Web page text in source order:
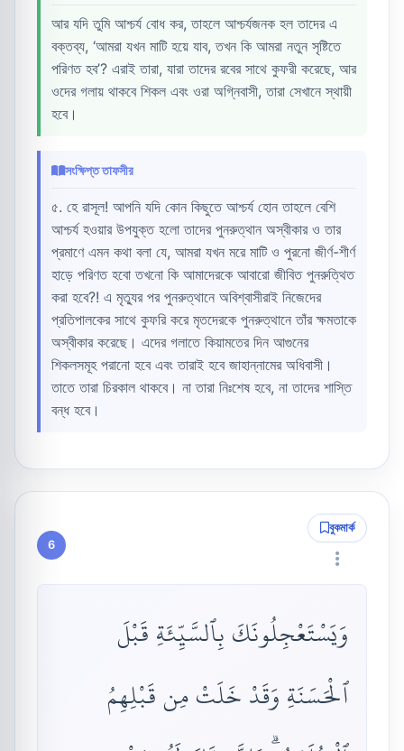
আর যদি তুমি আশ্চর্য বোধ কর, তাহলে আশ্চর্যজনক হল তাদের এ
বক্তব্য, ‘আমরা যখন মাটি হয়ে যাব, তখন কি আমরা নতুন সৃষ্টিতে
পরিণত হব’? এরাই তারা, যারা তাদের রবের সাথে কুফরী করেছে, আর
ওদের গলায় থাকবে শিকল এবং ওরা অগ্নিবাসী, তারা সেখানে স্থায়ী
হবে।
সংক্ষিপ্ত তাফসীর
৫. হে রাসূল! আপনি যদি কোন কিছুতে আশ্চর্য হোন তাহলে বেশি
আশ্চর্য হওয়ার উপযুক্ত হলো তাদের পুনরুত্থান অস্বীকার ও তার
প্রমাণে এমন কথা বলা যে, আমরা যখন মরে মাটি ও পুরনো জীর্ণ-শীর্ণ
হাড়ে পরিণত হবো তখনো কি আমাদেরকে আবারো জীবিত পুনরুত্থিত
করা হবে?! এ মৃত্যুর পর পুনরুত্থানে অবিশ্বাসীরাই নিজেদের
প্রতিপালকের সাথে কুফরি করে মৃতদেরকে পুনরুত্থানে তাঁর ক্ষমতাকে
অস্বীকার করেছে। এদের গলাতে কিয়ামতের দিন আগুনের
শিকলসমূহ পরানো হবে এবং তারাই হবে জাহান্নামের অধিবাসী।
তাতে তারা চিরকাল থাকবে। না তারা নিঃশেষ হবে, না তাদের শাস্তি
বন্ধ হবে।
6
বুকমার্ক
وَيَسْتَعْجِلُونَكَ بِٱلسَّيِّئَةِ قَبْلَ
ٱلْحَسَنَةِ وَقَدْ خَلَتْ مِن قَبْلِهِمُ